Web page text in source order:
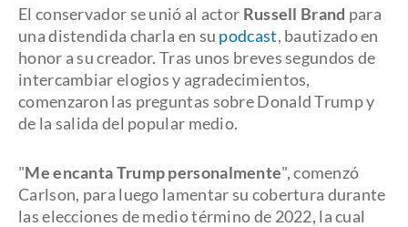
El conservador se unió al actor Russell Brand para
una distendida charla en su podcast, bautizado en
honor a su creador. Tras unos breves segundos de
intercambiar elogios y agradecimientos,
comenzaron las preguntas sobre Donald Trump y
de la salida del popular medio.
"Me encanta Trump personalmente", comenzó
Carlson, para luego lamentar su cobertura durante
las elecciones de medio término de 2022, la cual